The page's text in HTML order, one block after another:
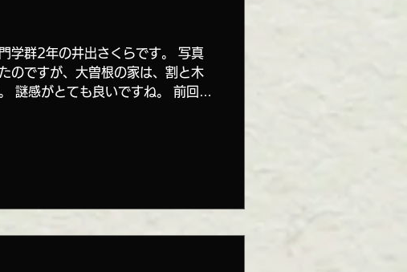
学群2年の井出さくらです。 写真
のですが、大曽根の家は、割と木
謎感がとても良いですね。 前回の